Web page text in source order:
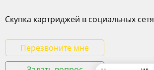
Скупка картриджей в социальных
Перезвоните мне